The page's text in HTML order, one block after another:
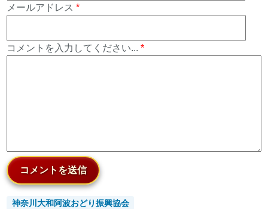
メールアドレス*
コメントを入力してください...*
コメントを送信
神奈川大和阿波おどり振興協会